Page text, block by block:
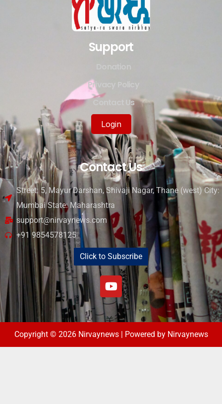
Support
Privacy Policy
Contact Us
Login
Contact Us
Street: 5, Mayur Darshan, Shivaji Nagar, Thane (west) City:
Mumbai State: Maharashtra
support@nirvaynews.com
+91 9854578125
Click to Subscribe
Copyright © 2026 Nirvaynews | Powered by Nirvaynews